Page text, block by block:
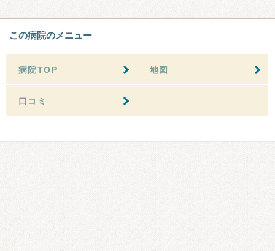
この病院のメニュー
病院TOP 地図
口コミ